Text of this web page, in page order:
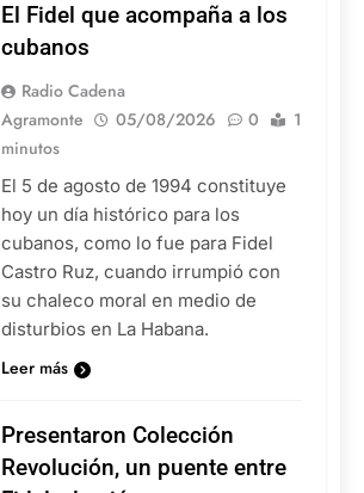
El Fidel que acompaña a los
cubanos
Radio Cadena
Agramonte
05/08/2026 0
1
minutos
El 5 de agosto de 1994 constituye
hoy un día histórico para los
cubanos, como lo fue para Fidel
Castro Ruz, cuando irrumpió con
su chaleco moral en medio de
disturbios en La Habana.
Leer más
Presentaron Colección
Revolución, un puente entre